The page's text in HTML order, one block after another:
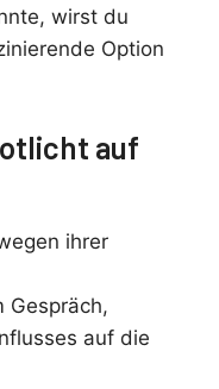
wirst du
Option
auf
ihrer
Gespräch,
auf die